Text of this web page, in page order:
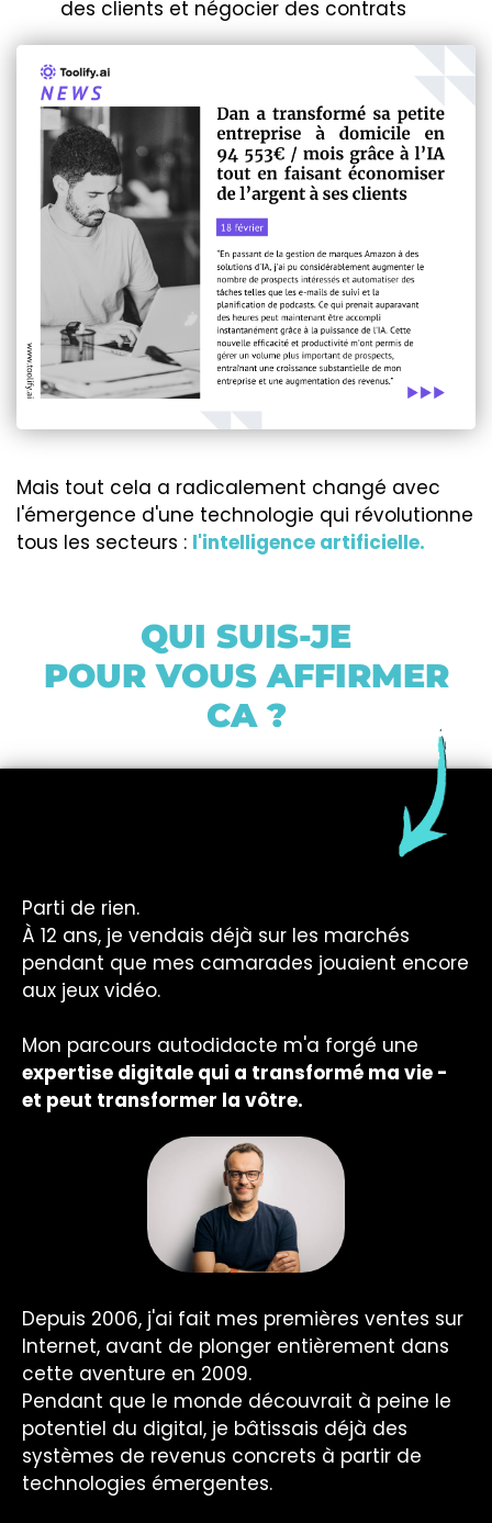
des clients et négocier des contrats
Mais tout cela a radicalement changé avec
l'émergence d'une technologie qui révolutionne
tous les secteurs : l'intelligence artificielle.
QUI SUIS-JE
POUR VOUS AFFIRMER
CA ?
Parti de rien.
À 12 ans, je vendais déjà sur les marchés
pendant que mes camarades jouaient encore
aux jeux vidéo.
Mon parcours autodidacte m'a forgé une
expertise digitale qui a transformé ma vie -
et peut transformer la vôtre.
Depuis 2006, j'ai fait mes premières ventes sur
Internet, avant de plonger entièrement dans
cette aventure en 2009.
Pendant que le monde découvrait à peine le
potentiel du digital, je bâtissais déjà des
systèmes de revenus concrets à partir de
technologies émergentes.